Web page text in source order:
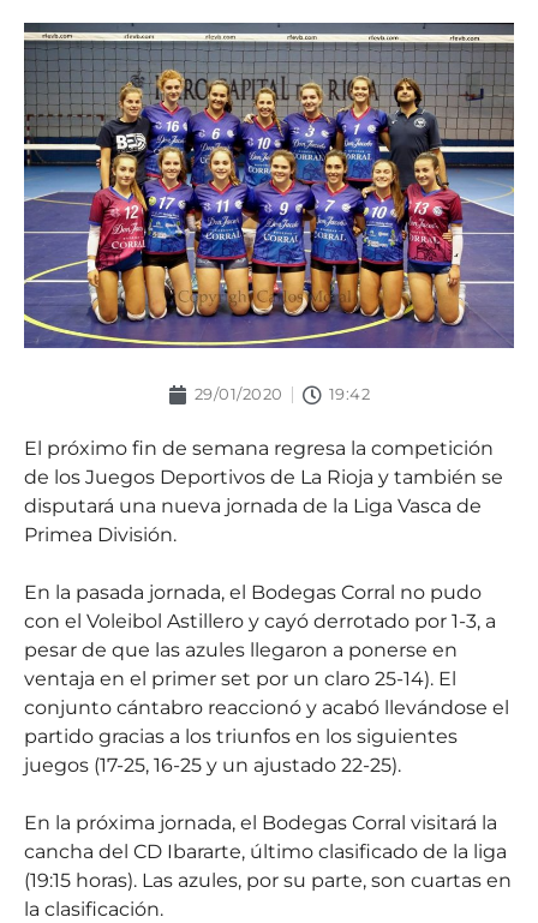
29/01/2020 19:42
El próximo fin de semana regresa la competición
de los Juegos Deportivos de La Rioja y también se
disputará una nueva jornada de la Liga Vasca de
Primea División.
En la pasada jornada, el Bodegas Corral no pudo
con el Voleibol Astillero y cayó derrotado por 1-3, a
pesar de que las azules llegaron a ponerse en
ventaja en el primer set por un claro 25-14). El
conjunto cántabro reaccionó y acabó llevándose el
partido gracias a los triunfos en los siguientes
juegos (17-25, 16-25 y un ajustado 22-25).
En la próxima jornada, el Bodegas Corral visitará la
cancha del CD Ibararte, último clasificado de la liga
(19:15 horas). Las azules, por su parte, son cuartas en
la clasificación.